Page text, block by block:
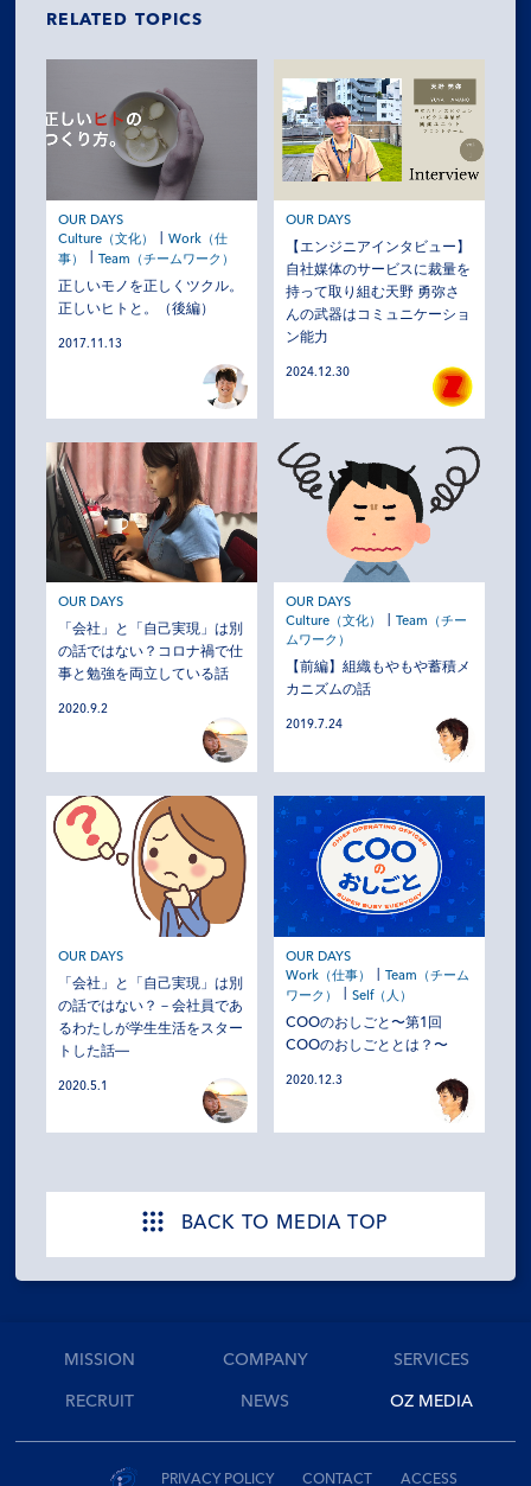
RELATED TOPICS
OUR DAYS
Culture（文化）
Work（仕
事）
Team（チームワーク）
正しいモノを正しくツクル。
正しいヒトと。（後編）
2017.11.13
OUR DAYS
【エンジニアインタビュー】
自社媒体のサービスに裁量を
持って取り組む天野 勇弥さ
んの武器はコミュニケーショ
ン能力
2024.12.30
OUR DAYS
「会社」と「自己実現」は別
の話ではない？コロナ禍で仕
事と勉強を両立している話
2020.9.2
OUR DAYS
Culture（文化）
Team（チー
ムワーク）
【前編】組織もやもや蓄積メ
カニズムの話
2019.7.24
OUR DAYS
「会社」と「自己実現」は別
の話ではない？－会社員であ
るわたしが学生生活をスター
トした話―
2020.5.1
OUR DAYS
Work（仕事）
Team（チーム
ワーク）
Self（人）
COOのおしごと〜第1回
COOのおしごととは？〜
2020.12.3
BACK TO MEDIA TOP
MISSION COMPANY SERVICES
RECRUIT NEWS OZ MEDIA
PRIVACY POLICY CONTACT ACCESS